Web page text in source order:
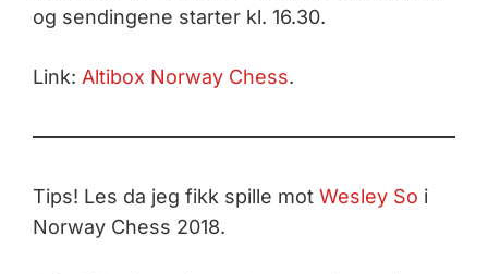
og sendingene starter kl. 16.30.
Link: Altibox Norway Chess.
Tips! Les da jeg fikk spille mot Wesley So i
Norway Chess 2018.